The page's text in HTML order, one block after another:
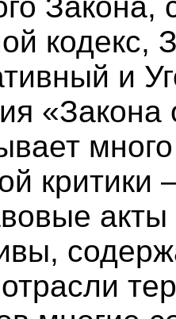
кодекс,
и
критики